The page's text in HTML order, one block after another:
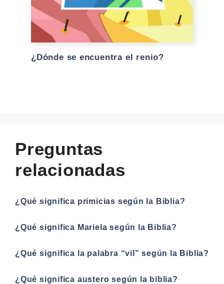
¿Dónde se encuentra el renio?
Preguntas
relacionadas
¿Qué significa primicias según la Biblia?
¿Qué significa Mariela según la Biblia?
¿Qué significa la palabra “vil” según la Biblia?
¿Qué significa austero según la biblia?